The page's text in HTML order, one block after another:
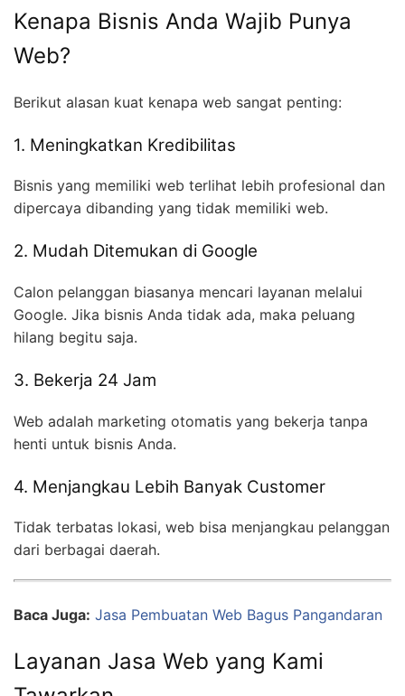
Kenapa Bisnis Anda Wajib Punya
Web?
Berikut alasan kuat kenapa web sangat penting:
1. Meningkatkan Kredibilitas
Bisnis yang memiliki web terlihat lebih profesional dan
dipercaya dibanding yang tidak memiliki web.
2. Mudah Ditemukan di Google
Calon pelanggan biasanya mencari layanan melalui
Google. Jika bisnis Anda tidak ada, maka peluang
hilang begitu saja.
3. Bekerja 24 Jam
Web adalah marketing otomatis yang bekerja tanpa
henti untuk bisnis Anda.
4. Menjangkau Lebih Banyak Customer
Tidak terbatas lokasi, web bisa menjangkau pelanggan
dari berbagai daerah.
Baca Juga: Jasa Pembuatan Web Bagus Pangandaran
Layanan Jasa Web yang Kami